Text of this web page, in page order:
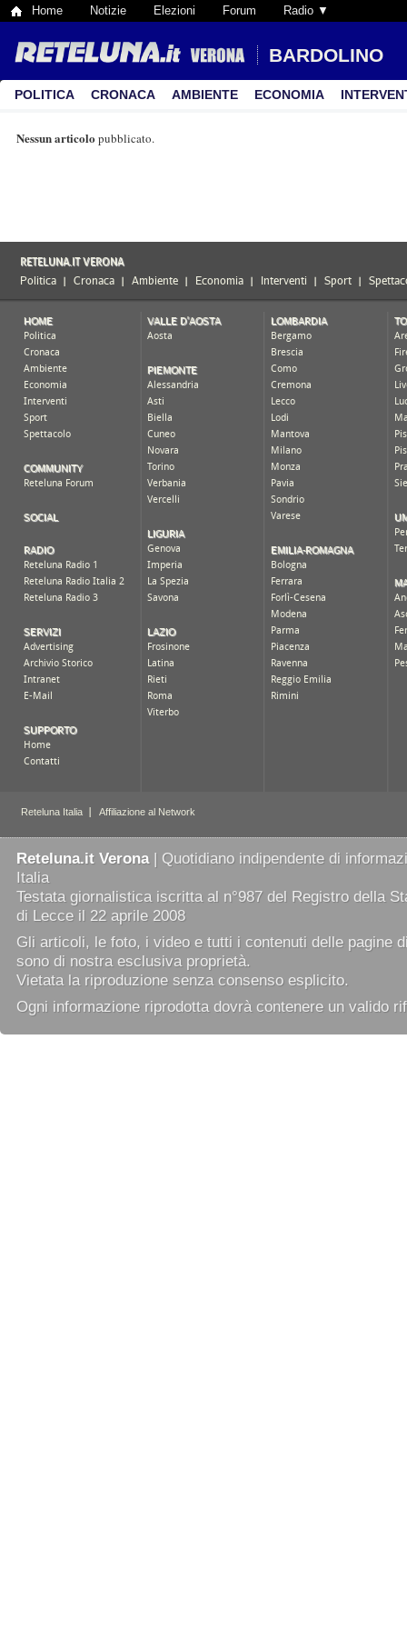
Home Notizie Elezioni Forum Radio ▼
BARDOLINO
POLITICA CRONACA AMBIENTE ECONOMIA
Nessun articolo pubblicato.
Reteluna.it Verona| Quotidiano indipendente di
Italia
Testata giornalistica iscritta al n°987 del Registro della
di Lecce il 22 aprile 2008
Gli articoli, le foto, i video e tutti i contenuti delle pagine
sono di nostra esclusiva proprietà.
Vietata la riproduzione senza consenso esplicito.
Ogni informazione riprodotta dovrà contenere un valido